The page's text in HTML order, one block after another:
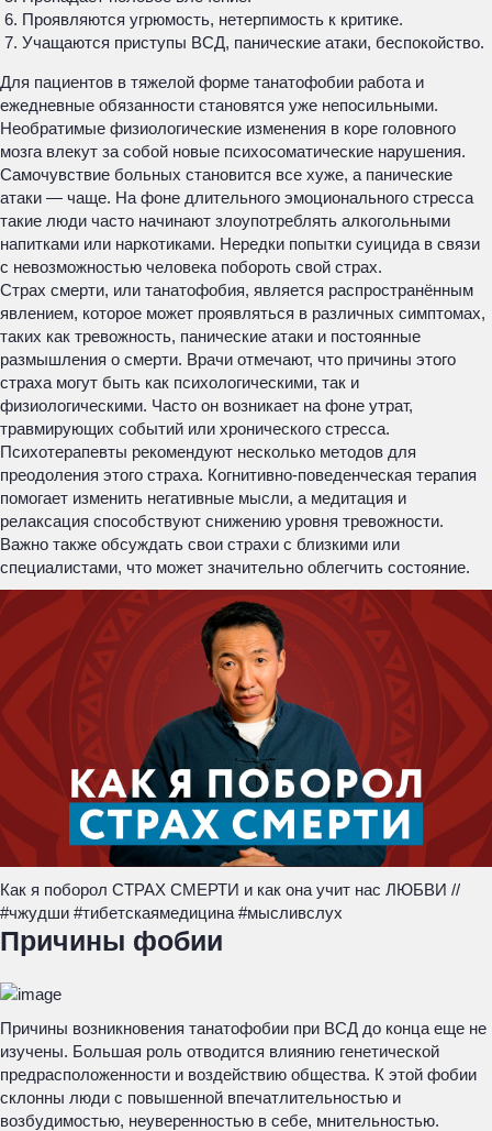
Проявляются угрюмость, нетерпимость к критике.
Учащаются приступы ВСД, панические атаки, беспокойство.
Для пациентов в тяжелой форме танатофобии работа и
ежедневные обязанности становятся уже непосильными.
Необратимые физиологические изменения в коре головного
мозга влекут за собой новые психосоматические нарушения.
Самочувствие больных становится все хуже, а панические
атаки — чаще. На фоне длительного эмоционального стресса
такие люди часто начинают злоупотреблять алкогольными
напитками или наркотиками. Нередки попытки суицида в связи
с невозможностью человека побороть свой страх.
Страх смерти, или танатофобия, является распространённым
явлением, которое может проявляться в различных симптомах,
таких как тревожность, панические атаки и постоянные
размышления о смерти. Врачи отмечают, что причины этого
страха могут быть как психологическими, так и
физиологическими. Часто он возникает на фоне утрат,
травмирующих событий или хронического стресса.
Психотерапевты рекомендуют несколько методов для
преодоления этого страха. Когнитивно-поведенческая терапия
помогает изменить негативные мысли, а медитация и
релаксация способствуют снижению уровня тревожности.
Важно также обсуждать свои страхи с близкими или
специалистами, что может значительно облегчить состояние.
Как я поборол СТРАХ СМЕРТИ и как она учит нас ЛЮБВИ //
#чжудши #тибетскаямедицина #мысливслух
Причины фобии
Причины возникновения танатофобии при ВСД до конца еще не
изучены. Большая роль отводится влиянию генетической
предрасположенности и воздействию общества. К этой фобии
склонны люди с повышенной впечатлительностью и
возбудимостью, неуверенностью в себе, мнительностью.